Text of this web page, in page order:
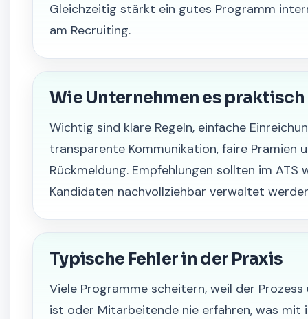
Gleichzeitig stärkt ein gutes Programm
am Recruiting.
Wie Unternehmen es praktisch
Wichtig sind klare Regeln, einfache
transparente Kommunikation, faire Prämien
Rückmeldung. Empfehlungen sollten im ATS
Kandidaten nachvollziehbar verwaltet
Typische Fehler in der Praxis
Viele Programme scheitern, weil der
ist oder Mitarbeitende nie erfahren, was mit